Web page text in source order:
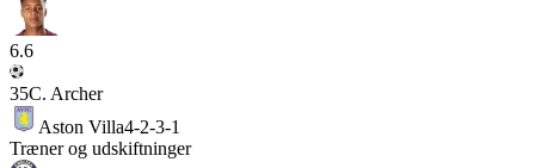
6.6
35C. Archer
Aston Villa4-2-3-1
Træner og udskiftninger